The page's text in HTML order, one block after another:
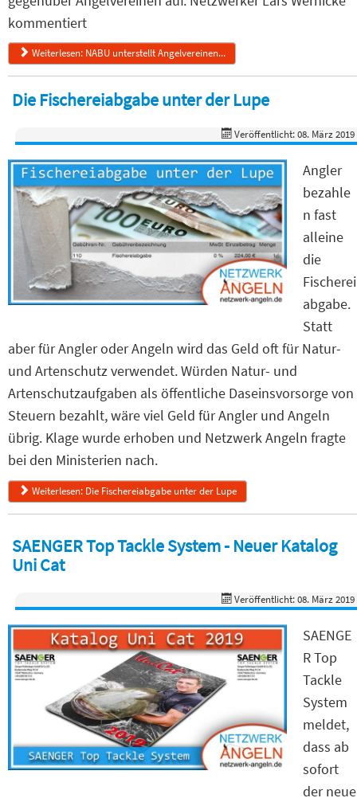
kommentiert
Weiterlesen: NABU unterstellt Angelvereinen...
Die Fischereiabgabe unter der Lupe
Veröffentlicht: 08. März 2019
Angler
bezahle
n fast
alleine
die
Fischerei
abgabe.
Statt
aber für Angler oder Angeln wird das Geld oft für Natur-
und Artenschutz verwendet. Würden Natur- und
Artenschutzaufgaben als öffentliche Daseinsvorsorge von
Steuern bezahlt, wäre viel Geld für Angler und Angeln
übrig. Klage wurde erhoben und Netzwerk Angeln fragte
bei den Ministerien nach.
Weiterlesen: Die Fischereiabgabe unter der Lupe
SAENGER Top Tackle System - Neuer Katalog
Uni Cat
Veröffentlicht: 08. März 2019
SAENGE
R Top
Tackle
System
meldet,
dass ab
sofort
der neue